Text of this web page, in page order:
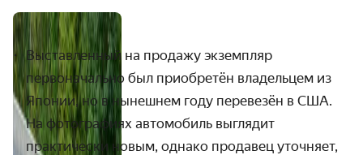
Выставленный на продажу экземпляр
первоначально был приобретён владельцем из
Японии, но в нынешнем году перевезён в США.
На фотографиях автомобиль выглядит
практически новым, однако продавец уточняет,